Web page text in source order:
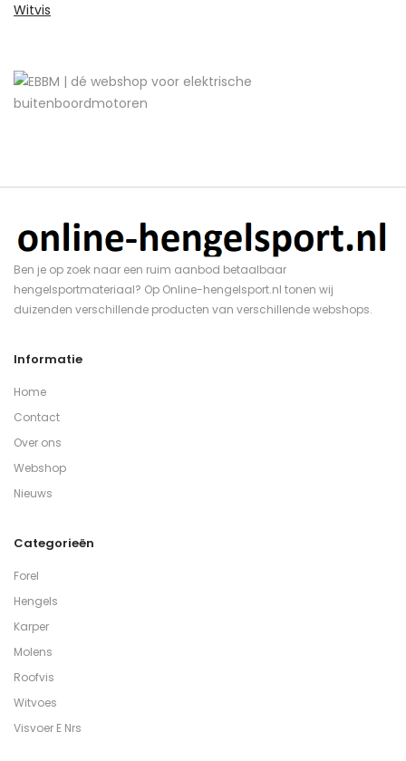
Witvis
Ben je op zoek naar een ruim aanbod betaalbaar
hengelsportmateriaal? Op Online-hengelsport.nl tonen wij
duizenden verschillende producten van verschillende webshops.
Informatie
Home
Contact
Over ons
Webshop
Nieuws
Categorieën
Forel
Hengels
Karper
Molens
Roofvis
Witvoes
Visvoer E Nrs